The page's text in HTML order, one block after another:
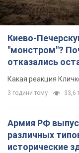
Киево-
"монстром"?
отказались
небоскреба
Какая реакция
3 години тому 33,6
Армия РФ
различных
исторические